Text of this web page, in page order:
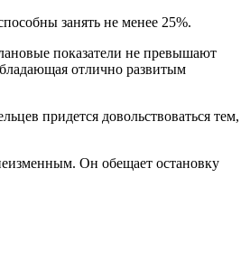
занять не менее 25%.
показатели не превышают
отлично развитым
придется довольствоваться тем,
Он обещает остановку